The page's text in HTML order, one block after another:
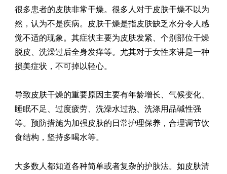
很多患者的皮肤非常干燥。很多人对于皮肤干燥不以为
然，认为不是疾病。皮肤干燥是指皮肤缺乏水分令人感
觉不适的现象。其症状主要为皮肤发紧、个别部位干燥
脱皮、洗澡过后全身发痒等。尤其对于女性来讲是一种
损美症状，不可掉以轻心。
导致皮肤干燥的重要原因主要有年龄增长、气候变化、
睡眠不足、过度疲劳、洗澡水过热、洗涤用品碱性强
等。预防措施为加强皮肤的日常护理保养，合理调节饮
食结构，坚持多喝水等。
大多数人都知道各种简单或者复杂的护肤法。如皮肤清